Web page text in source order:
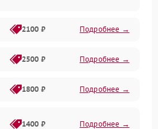
и паром
2100 ₽ Подробнее →
2500 ₽ Подробнее →
1800 ₽ Подробнее →
1400 ₽ Подробнее →